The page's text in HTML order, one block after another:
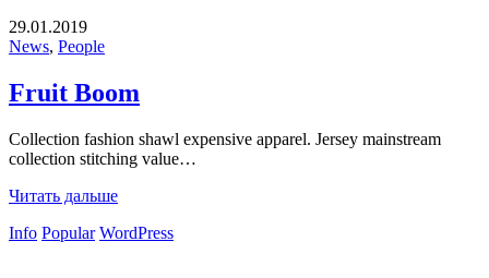
29.01.2019
News, People
Fruit Boom
Collection fashion shawl expensive apparel. Jersey mainstream
collection stitching value…
Читать дальше
Info Popular WordPress